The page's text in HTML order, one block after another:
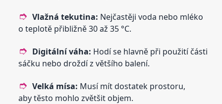
Vlažná tekutina: Nejčastěji voda nebo mléko
o teplotě přibližně 30 až 35 °C.
Digitální váha: Hodí se hlavně při použití části
sáčku nebo droždí z většího balení.
Velká mísa: Musí mít dostatek prostoru,
aby těsto mohlo zvětšit objem.